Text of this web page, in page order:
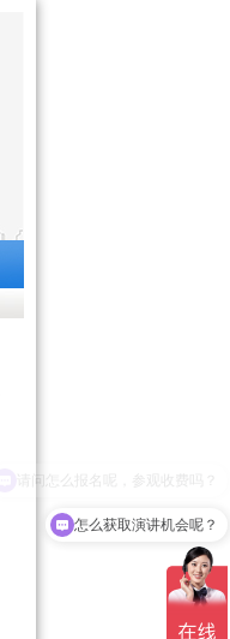
请问怎么报名呢，参观收费吗？
怎么获取演讲机会呢？